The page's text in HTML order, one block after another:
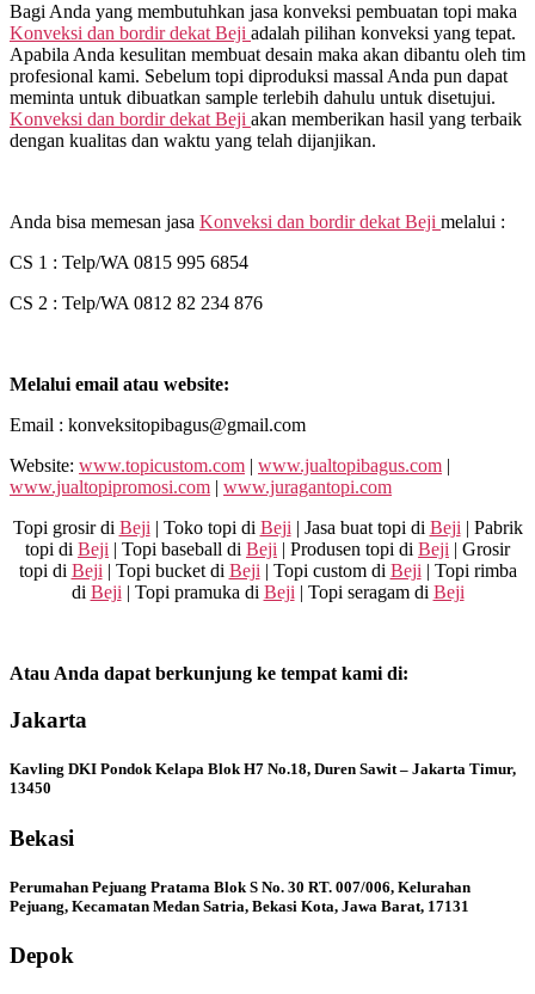
Bagi Anda yang membutuhkan jasa konveksi pembuatan topi maka
Konveksi dan bordir dekat Beji adalah pilihan konveksi yang tepat.
Apabila Anda kesulitan membuat desain maka akan dibantu oleh tim
profesional kami. Sebelum topi diproduksi massal Anda pun dapat
meminta untuk dibuatkan sample terlebih dahulu untuk disetujui.
Konveksi dan bordir dekat Beji akan memberikan hasil yang terbaik
dengan kualitas dan waktu yang telah dijanjikan.
Anda bisa memesan jasa Konveksi dan bordir dekat Beji melalui :
CS 1 : Telp/WA 0815 995 6854
CS 2 : Telp/WA 0812 82 234 876
Melalui email atau website:
Email : konveksitopibagus@gmail.com
Website: www.topicustom.com | www.jualtopibagus.com |
www.jualtopipromosi.com | www.juragantopi.com
Topi grosir di Beji| Toko topi di Beji| Jasa buat topi di Beji| Pabrik
topi di Beji | Topi baseball di Beji | Produsen topi di Beji | Grosir
topi di Beji| Topi bucket di Beji| Topi custom di Beji| Topi rimba
di Beji| Topi pramuka di Beji| Topi seragam di Beji
Atau Anda dapat berkunjung ke tempat kami di:
Jakarta
Kavling DKI Pondok Kelapa Blok H7 No.18, Duren Sawit – Jakarta Timur,
13450
Bekasi
Perumahan Pejuang Pratama Blok S No. 30 RT. 007/006, Kelurahan
Pejuang, Kecamatan Medan Satria, Bekasi Kota, Jawa Barat, 17131
Depok